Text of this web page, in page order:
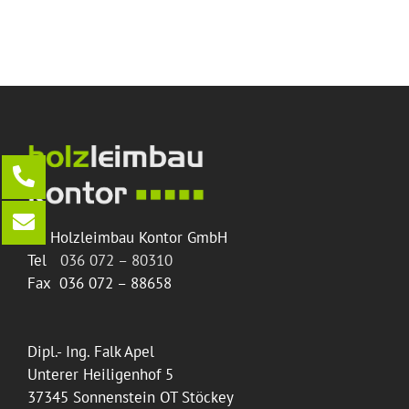
HF Holzleimbau Kontor GmbH
Tel 036 072 – 80310
Fax 036 072 – 88658
Dipl.- Ing. Falk Apel
Unterer Heiligenhof 5
37345 Sonnenstein OT Stöckey